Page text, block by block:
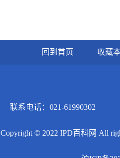
回到首页 收藏
联系电话：021-61990302
Copyright © 2022 IPD百科网 All